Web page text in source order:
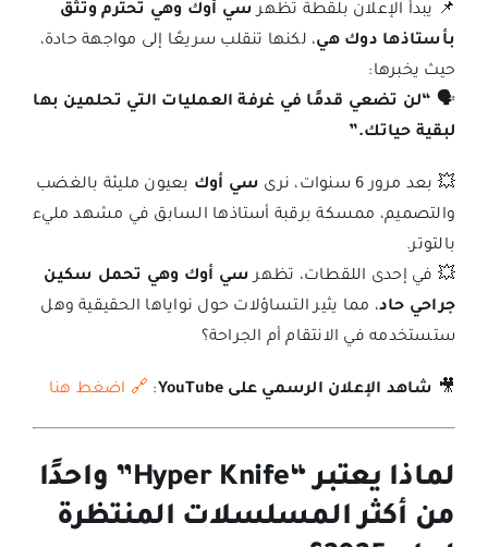
📌 يبدأ الإعلان بلقطة تُظهر سي أوك وهي تحترم وتثق
بأستاذها دوك هي، لكنها تنقلب سريعًا إلى مواجهة حادة،
حيث يخبرها:
🗣 “لن تضعي قدمًا في غرفة العمليات التي تحلمين بها
لبقية حياتك.”
💥 بعد مرور 6 سنوات، نرى سي أوك بعيون مليئة بالغضب
والتصميم، ممسكة برقبة أستاذها السابق في مشهد مليء
بالتوتر.
💥 في إحدى اللقطات، تظهر سي أوك وهي تحمل سكين
جراحي حاد، مما يثير التساؤلات حول نواياها الحقيقية وهل
ستستخدمه في الانتقام أم الجراحة؟
🎥 شاهد الإعلان الرسمي على YouTube : 🔗 اضغط هنا
لماذا يعتبر “Hyper Knife” واحدًا
من أكثر المسلسلات المنتظرة